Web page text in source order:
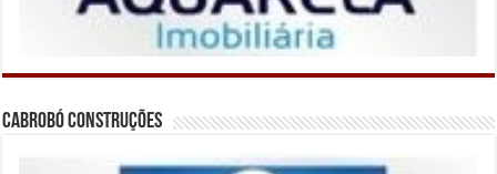
Cabrobó Construções